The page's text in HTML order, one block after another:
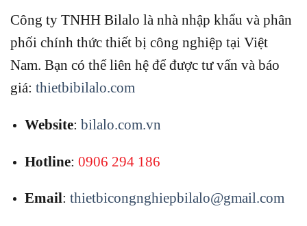
Công ty TNHH Bilalo là nhà nhập khẩu và phân
phối chính thức thiết bị công nghiệp tại Việt
Nam. Bạn có thể liên hệ để được tư vấn và báo
giá: thietbibilalo.com
Website: bilalo.com.vn
Hotline: 0906 294 186
Email: thietbicongnghiepbilalo@gmail.com